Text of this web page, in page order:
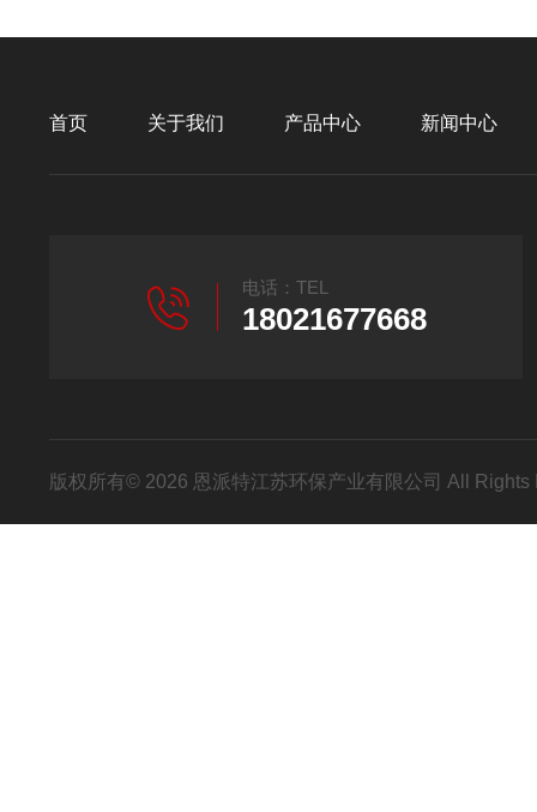
首页 关于我们 产品中心 新闻中心
电话：TEL
18021677668
版权所有© 2026 恩派特江苏环保产业有限公司 All